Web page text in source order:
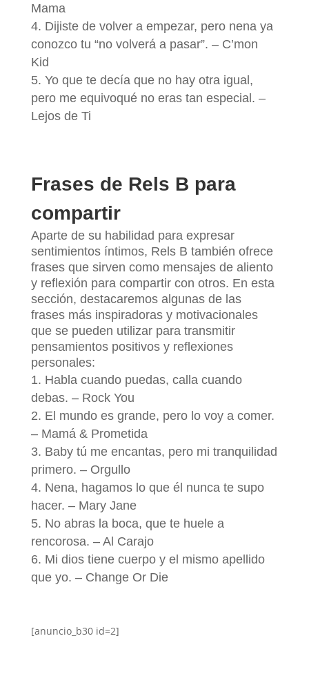
Mama
Dijiste de volver a empezar, pero nena ya
conozco tu “no volverá a pasar”. – C’mon
Kid
Yo que te decía que no hay otra igual,
pero me equivoqué no eras tan especial. –
Lejos de Ti
Frases de Rels B para
compartir
Aparte de su habilidad para expresar
sentimientos íntimos, Rels B también ofrece
frases que sirven como mensajes de aliento
y reflexión para compartir con otros. En esta
sección, destacaremos algunas de las
frases más inspiradoras y motivacionales
que se pueden utilizar para transmitir
pensamientos positivos y reflexiones
personales:
Habla cuando puedas, calla cuando
debas. – Rock You
El mundo es grande, pero lo voy a comer.
– Mamá & Prometida
Baby tú me encantas, pero mi tranquilidad
primero. – Orgullo
Nena, hagamos lo que él nunca te supo
hacer. – Mary Jane
No abras la boca, que te huele a
rencorosa. – Al Carajo
Mi dios tiene cuerpo y el mismo apellido
que yo. – Change Or Die
[anuncio_b30 id=2]